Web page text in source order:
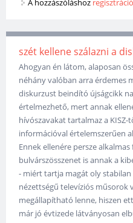
szét kellene szálazni a
Ahogyan én látom, alaposan
néhány valóban arra érdemes
diskurzust beindító újságcikk
értelmezhető, mert annak
hívószavakat tartalmaz a
információval értelemszerűen
Ennek ellenére persze
bulvárszösszenet is annak a
- miért tartja magát oly
nézettségű televíziós műsorok
megállapítható lenne, hiszen
már jó évtizede látványosan